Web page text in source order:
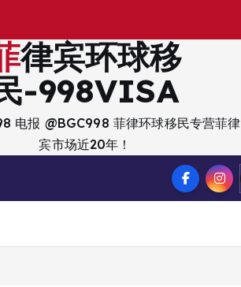
球移
-998VISA
电报 @BGC998 菲律环球移民专营菲律
宾市场近20年！